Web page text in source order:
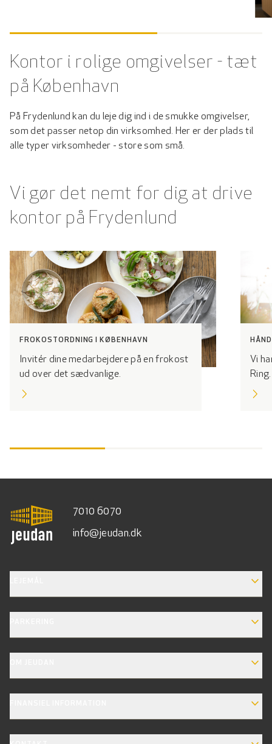
Kontor i rolige omgivelser - tæt
på København
På Frydenlund kan du leje dig ind i de smukke omgivelser,
som det passer netop din virksomhed. Her er der plads til
alle typer virksomheder - store som små.
Vi gør det nemt for dig at drive
kontor på Frydenlund
FROKOSTORDNING I KØBENHAVN
Invitér dine medarbejdere på en frokost
ud over det sædvanlige.
Vi
7010 6070
info@jeudan.dk
EXPAND_MORE
EXPAND_MORE
EXPAND_MORE
EXPAND_MORE